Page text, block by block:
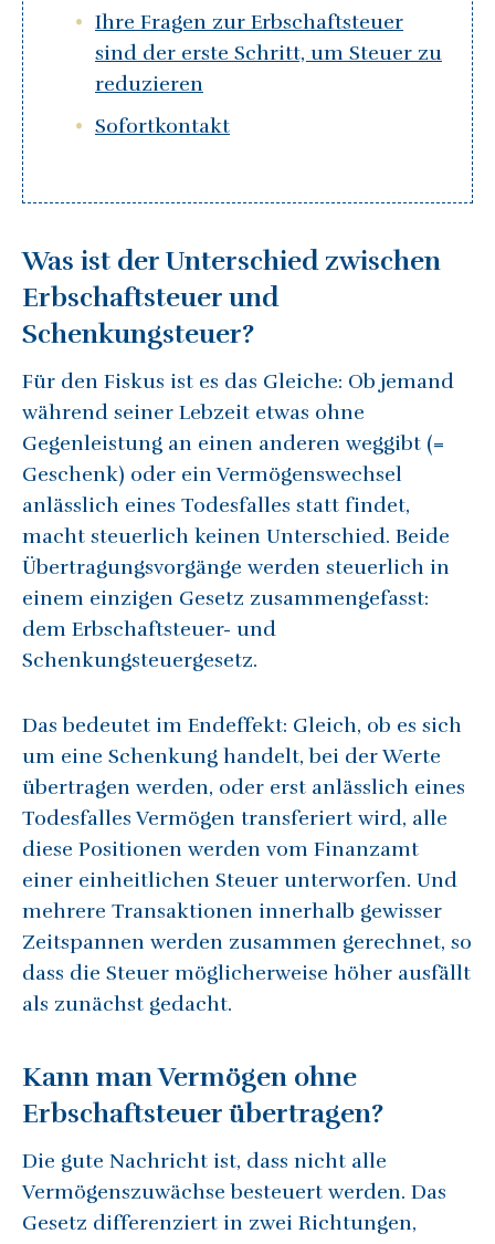
Ihre Fragen zur Erbschaftsteuer
sind der erste Schritt, um Steuer zu
reduzieren
Sofortkontakt
Was ist der Unterschied zwischen
Erbschaftsteuer und
Schenkungsteuer?
Für den Fiskus ist es das Gleiche: Ob jemand
während seiner Lebzeit etwas ohne
Gegenleistung an einen anderen weggibt (=
Geschenk) oder ein Vermögenswechsel
anlässlich eines Todesfalles statt findet,
macht steuerlich keinen Unterschied. Beide
Übertragungsvorgänge werden steuerlich in
einem einzigen Gesetz zusammengefasst:
dem Erbschaftsteuer- und
Schenkungsteuergesetz.
Das bedeutet im Endeffekt: Gleich, ob es sich
um eine Schenkung handelt, bei der Werte
übertragen werden, oder erst anlässlich eines
Todesfalles Vermögen transferiert wird, alle
diese Positionen werden vom Finanzamt
einer einheitlichen Steuer unterworfen. Und
mehrere Transaktionen innerhalb gewisser
Zeitspannen werden zusammen gerechnet, so
dass die Steuer möglicherweise höher ausfällt
als zunächst gedacht.
Kann man Vermögen ohne
Erbschaftsteuer übertragen?
Die gute Nachricht ist, dass nicht alle
Vermögenszuwächse besteuert werden. Das
Gesetz differenziert in zwei Richtungen,